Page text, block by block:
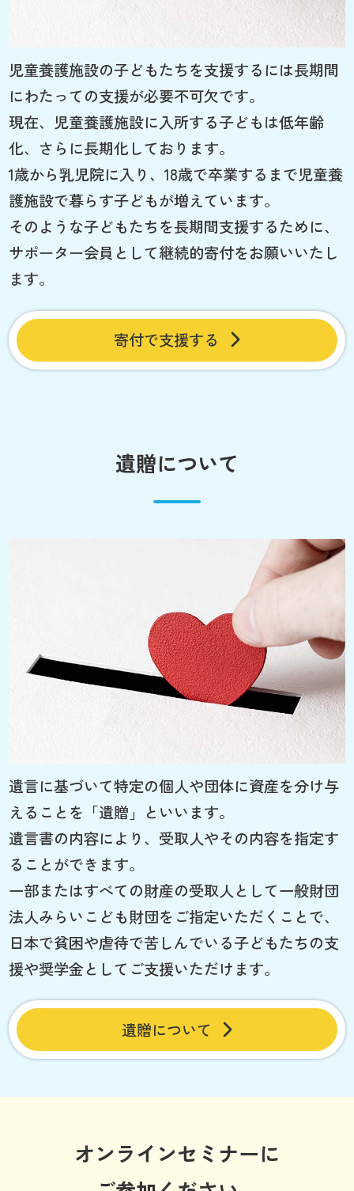
児童養護施設の子どもたちを支援するには長期間
にわたっての支援が必要不可欠です。
現在、児童養護施設に入所する子どもは低年齢
化、さらに長期化しております。
1歳から乳児院に入り、18歳で卒業するまで児童養
護施設で暮らす子どもが増えています。
そのような子どもたちを長期間支援するために、
サポーター会員として継続的寄付をお願いいたし
ます。
寄付で支援する
遺贈について
遺言に基づいて特定の個人や団体に資産を分け与
えることを「遺贈」といいます。
遺言書の内容により、受取人やその内容を指定す
ることができます。
一部またはすべての財産の受取人として一般財団
法人みらいこども財団をご指定いただくことで、
日本で貧困や虐待で苦しんでいる子どもたちの支
援や奨学金としてご支援いただけます。
遺贈について
オンラインセミナーに